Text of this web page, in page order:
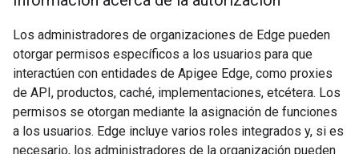
Los administradores de organizaciones de Edge pueden
otorgar permisos específicos a los usuarios para que
interactúen con entidades de Apigee Edge, como proxies
de API, productos, caché, implementaciones, etcétera. Los
permisos se otorgan mediante la asignación de funciones
a los usuarios. Edge incluye varios roles integrados y, si es
necesario, los administradores de la organización pueden